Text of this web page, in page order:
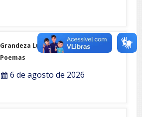
Grandeza Lusófona e Expo-
Poemas
6 de agosto de 2026